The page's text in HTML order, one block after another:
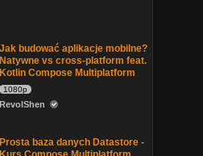
Jak budować aplikacje mobilne?
Natywne vs cross-platform feat.
Kotlin Compose Multiplatform
1080p
RevolShen
Prosta baza danych Datastore -